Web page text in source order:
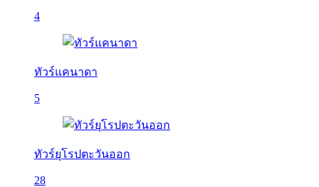
4
ทัวร์แคนาดา
5
ทัวร์ยุโรปตะวันออก
28